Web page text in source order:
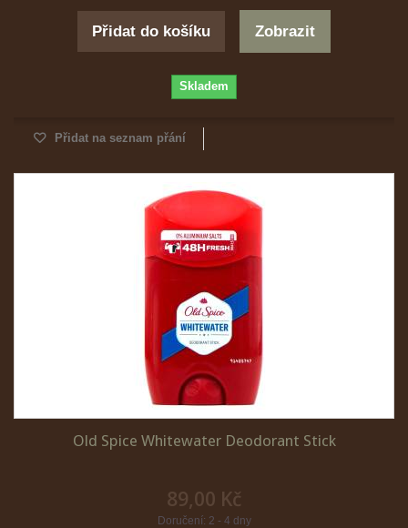
Přidat do košíku Zobrazit
Skladem
Přidat na seznam přání
Old Spice Whitewater Deodorant Stick
89,00 Kč
Doručení: 2 - 4 dny